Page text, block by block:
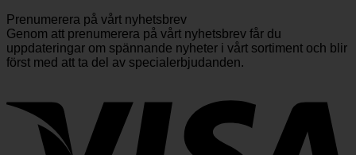
Prenumerera på vårt nyhetsbrev
Genom att prenumerera på vårt nyhetsbrev får du
uppdateringar om spännande nyheter i vårt sortiment och blir
först med att ta del av specialerbjudanden.